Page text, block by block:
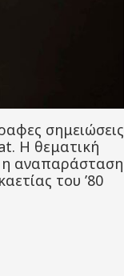
σημειώσεις
Η θεματική
η αναπαράσταση
του ’80